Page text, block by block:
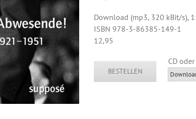
Download (mp3, 320 kBit/s),
ISBN 978-3-86385-149-1
12,95
BESTELLEN